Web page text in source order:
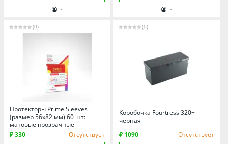
-
-
(0)
Протекторы Prime Sleeves
(размер 56х82 мм) 60 шт:
матовые прозрачные
₽ 330
Отсутствует
(0)
Коробочка Fourtress 320+
черная
₽ 1090
Отсутствует